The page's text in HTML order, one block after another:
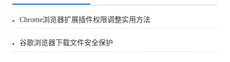
Chrome浏览器扩展插件权限调整实用方法
谷歌浏览器下载文件安全保护